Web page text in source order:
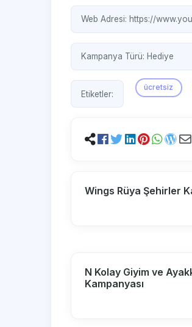
Web Adresi: https://
Kampanya Türü: Hediye
Etiketler:
ücretsiz
Wings Rüya Şehirler
N Kolay Giyim ve
Kampanyası